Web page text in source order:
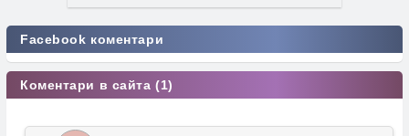
Facebook коментари
Коментари в сайта (1)